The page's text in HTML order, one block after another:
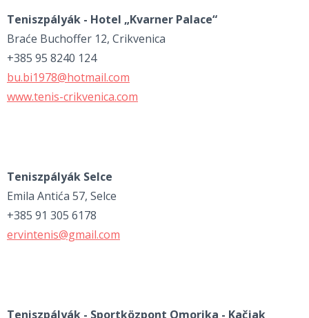
Teniszpályák - Hotel „Kvarner Palace“
Braće Buchoffer 12, Crikvenica
+385 95 8240 124
bu.bi1978@hotmail.com
www.tenis-crikvenica.com
Teniszpályák Selce
Emila Antića 57, Selce
+385 91 305 6178
ervintenis@gmail.com
Teniszpályák - Sportközpont Omorika - Kačjak